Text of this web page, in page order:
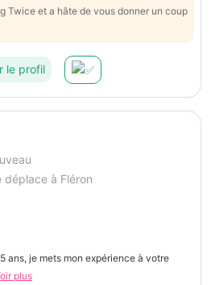
Twice et a hâte de vous donner un coup
le profil
déplace à Fléron
ans, je mets mon expérience à votre
plus